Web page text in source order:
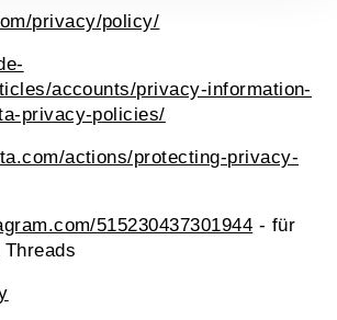
privacy/policy/
accounts/privacy-information-
privacy-policies/
actions/protecting-privacy-
515230437301944 - für